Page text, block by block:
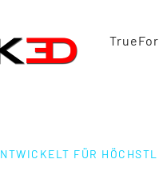
FÜR